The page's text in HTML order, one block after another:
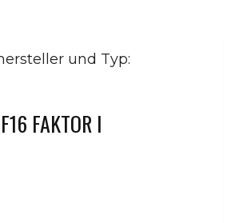
und Typ:
FAKTOR I